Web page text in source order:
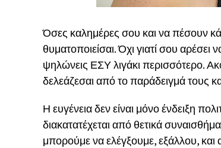
Όσες καλημέρες σου και να πέσουν
θυματοποιείσαι. Όχι γιατί σου
ψηλώνεις ΕΣΥ λιγάκι περισσότερο.
δελεάζεσαι από το παράδειγμά τους
Η ευγένεια δεν είναι μόνο ένδειξη
διακατατέχεται από θετικά
μπορούμε να ελέγξουμε, εξάλλου, και